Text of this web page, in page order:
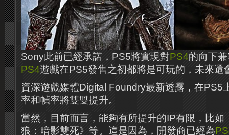
Sony此前已經承諾，PS5將實現對PS4的向下
PS4遊戲在PS5發售之初都將是可玩的，未來還
資深遊戲媒體Digital Foundry最新透露，在PS5
率和幀率將雙雙提升。
當然，目前而言，能夠有所提升的IP有限，比如
狼：暗影雙死》等。這是因為，開發商已經為